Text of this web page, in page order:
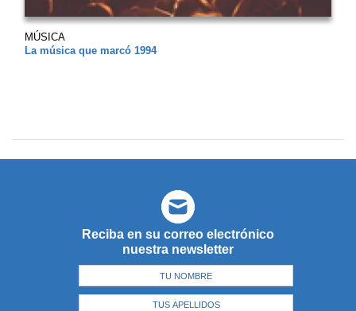
MÚSICA
La música que marcó 1994
Reciba en su correo electrónico
nuestra newsletter